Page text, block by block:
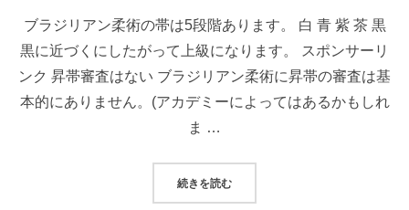
ブラジリアン柔術の帯は5段階あります。 白 青 紫 茶 黒
黒に近づくにしたがって上級になります。 スポンサーリ
ンク 昇帯審査はない ブラジリアン柔術に昇帯の審査は基
本的にありません。(アカデミーによってはあるかもしれ
ま …
続きを読む“ブラジリアン柔術の帯の上がり方